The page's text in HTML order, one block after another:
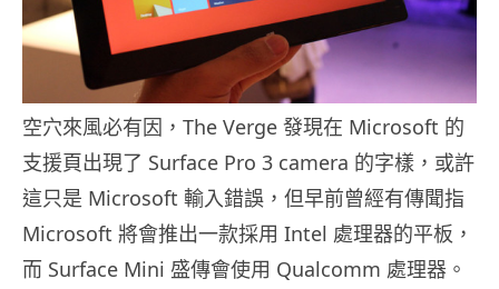
空穴來風必有因，The Verge 發現在 Microsoft 的
支援頁出現了 Surface Pro 3 camera 的字樣，或許
這只是 Microsoft 輸入錯誤，但早前曾經有傳聞指
Microsoft 將會推出一款採用 Intel 處理器的平板，
而 Surface Mini 盛傳會使用 Qualcomm 處理器。